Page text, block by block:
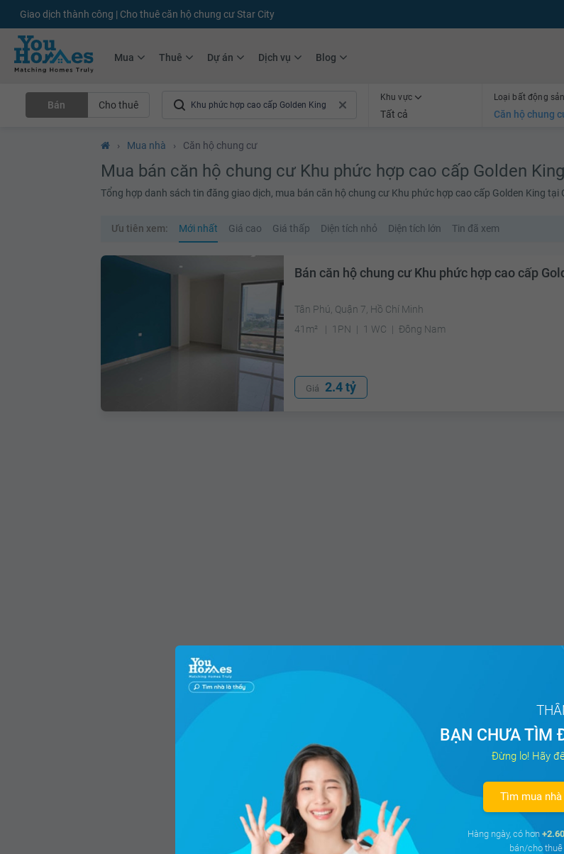
Giao dịch thành công | Cho thuê căn hộ chung cư Star City
Mua Thuê Dự án Dịch vụ Blog
Bán Cho thuê
Khu vực
Tất cả
Loại bất động sản
Căn hộ chung
› Mua nhà › Căn hộ chung cư
Mua bán căn hộ chung cư Khu phức hợp cao cấp Golden King
Tổng hợp danh sách tin đăng giao dịch, mua bán căn hộ chung cư Khu phức hợp cao cấp Golden King tại
Ưu tiên xem: Mới nhất Giá cao Giá thấp Diện tích nhỏ Diện tích lớn Tin đã xem
Bán căn hộ chung cư Khu phức hợp cao cấp
Tân Phú, Quận 7, Hồ Chí Minh
41m²
1PN 1 WC Đông Nam
Giá 2.4 tỷ
BẠN CHƯA TÌM
Đừng lo! Hãy
Tìm mua nhà
Hàng ngày, có hơn
bán/cho thuê